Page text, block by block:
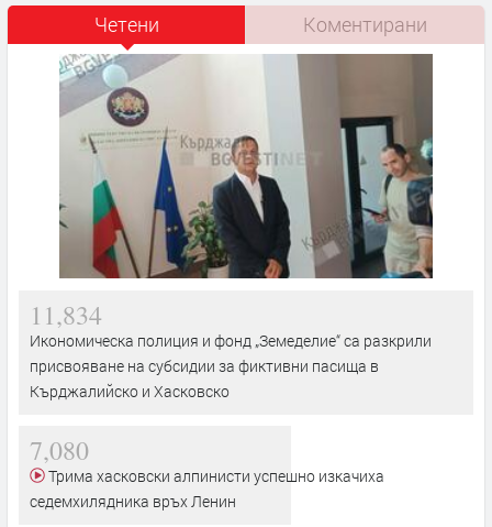
Четени Коментирани
11,834
Икономическа полиция и фонд „Земеделие“ са разкрили
присвояване на субсидии за фиктивни пасища в
Кърджалийско и Хасковско
7,080
седемхилядника връх Ленин